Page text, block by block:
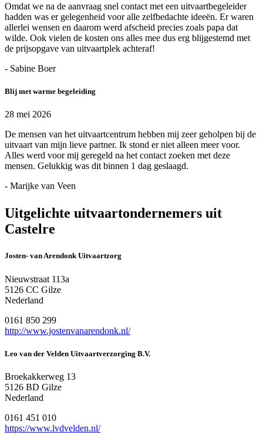
Omdat we na de aanvraag snel contact met een uitvaartbegeleider
hadden was er gelegenheid voor alle zelfbedachte ideeën. Er waren
allerlei wensen en daarom werd afscheid precies zoals papa dat
wilde. Ook vielen de kosten ons alles mee dus erg blijgestemd met
de prijsopgave van uitvaartplek achteraf!
- Sabine Boer
Blij met warme begeleiding
28 mei 2026
De mensen van het uitvaartcentrum hebben mij zeer geholpen bij de
uitvaart van mijn lieve partner. Ik stond er niet alleen meer voor.
Alles werd voor mij geregeld na het contact zoeken met deze
mensen. Gelukkig was dit binnen 1 dag geslaagd.
- Marijke van Veen
Uitgelichte uitvaartondernemers uit
Castelre
Josten- van Arendonk Uitvaartzorg
Nieuwstraat 113a
5126 CC Gilze
Nederland
0161 850 299
http://www.jostenvanarendonk.nl/
Leo van der Velden Uitvaartverzorging B.V.
Broekakkerweg 13
5126 BD Gilze
Nederland
0161 451 010
https://www.lvdvelden.nl/